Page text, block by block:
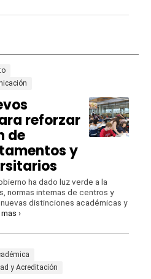
reforzar
de
y
ha dado luz verde a la
normas internas de centros y
distinciones académicas y
›
y Acreditación